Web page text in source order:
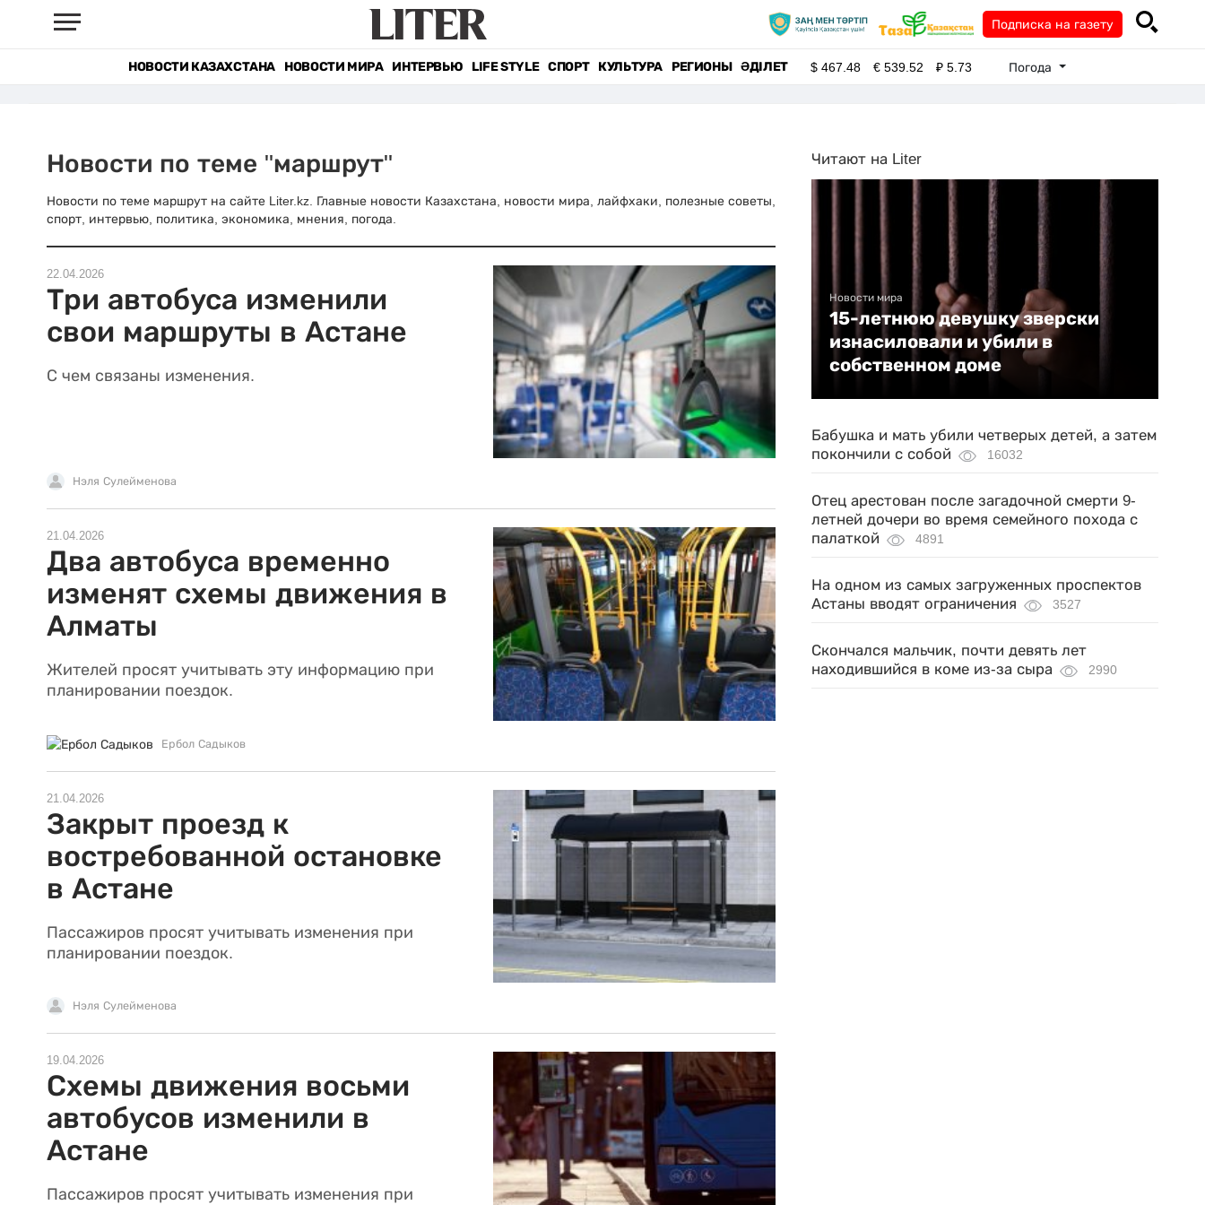
Подписка на газету
НОВОСТИ КАЗАХСТАНА НОВОСТИ МИРА ИНТЕРВЬЮ LIFE STYLE СПОРТ КУЛЬТУРА РЕГИОНЫ ӘДІЛЕТ $467.48 €539.52 ₽5.73 Погода
Новости по теме "маршрут"
Новости по теме маршрут на сайте Liter.kz. Главные новости Казахстана, новости мира, лайфхаки, полезные советы,
спорт, интервью, политика, экономика, мнения, погода.
22.04.2026
Три автобуса изменили
свои маршруты в Астане
С чем связаны изменения.
Нэля Сулейменова
21.04.2026
Два автобуса временно
изменят схемы движения в
Алматы
Жителей просят учитывать эту информацию при
планировании поездок.
Ербол Садыков
21.04.2026
Закрыт проезд к
востребованной остановке
в Астане
Пассажиров просят учитывать изменения при
планировании поездок.
Нэля Сулейменова
19.04.2026
Схемы движения восьми
автобусов изменили в
Астане
Пассажиров просят учитывать изменения при
Читают на Liter
Новости мира
15-летнюю девушку зверски
изнасиловали и убили в
собственном доме
Бабушка и мать убили четверых детей, а затем
покончили с собой
16032
Отец арестован после загадочной смерти 9-
летней дочери во время семейного похода с
палаткой
4891
На одном из самых загруженных проспектов
Астаны вводят ограничения
3527
Скончался мальчик, почти девять лет
находившийся в коме из-за сыра
2990